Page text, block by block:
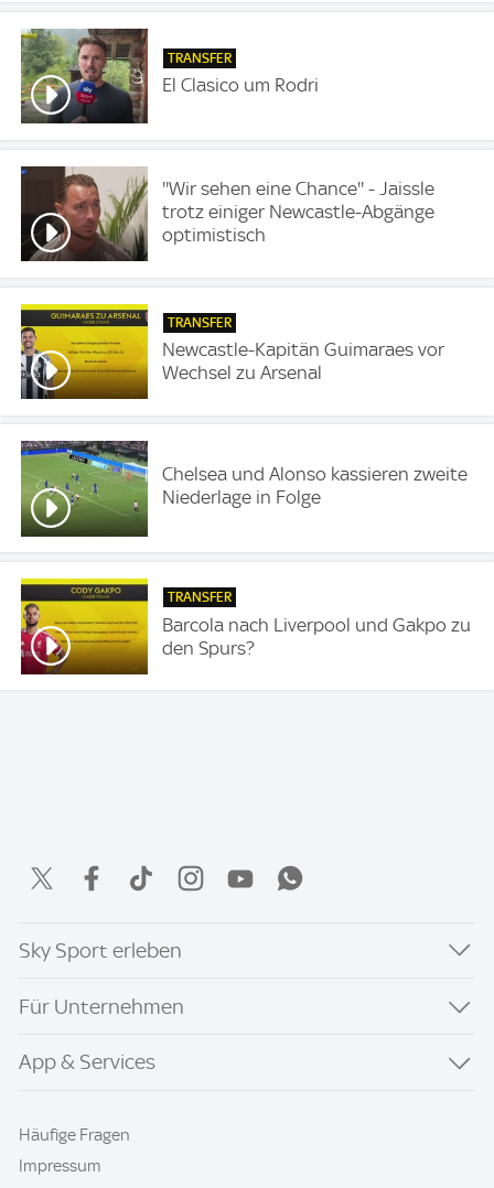
TRANSFER
El Clasico um Rodri
''Wir sehen eine Chance'' - Jaissle
trotz einiger Newcastle-Abgänge
optimistisch
TRANSFER
Newcastle-Kapitän Guimaraes vor
Wechsel zu Arsenal
Chelsea und Alonso kassieren zweite
Niederlage in Folge
TRANSFER
Barcola nach Liverpool und Gakpo zu
den Spurs?
Sky Sport erleben
Für Unternehmen
App & Services
Häufige Fragen
Impressum